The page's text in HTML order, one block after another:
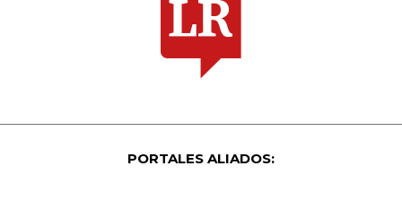
PORTALES ALIADOS: